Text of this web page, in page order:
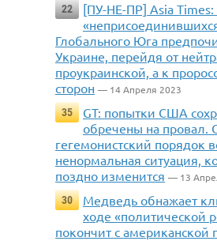
22
[ПУ-НЕ-ПР] Asia
Глобального Юга
Украине, перейдя от
проукраинской, а к
сторон — 14 Апреля 2023
35
GT: попытки США
обречены на провал.
гегемонистский порядок
ненормальная ситуация,
поздно изменится — 13
30
Медведь обнажает
ходе «политической
покончит с американской